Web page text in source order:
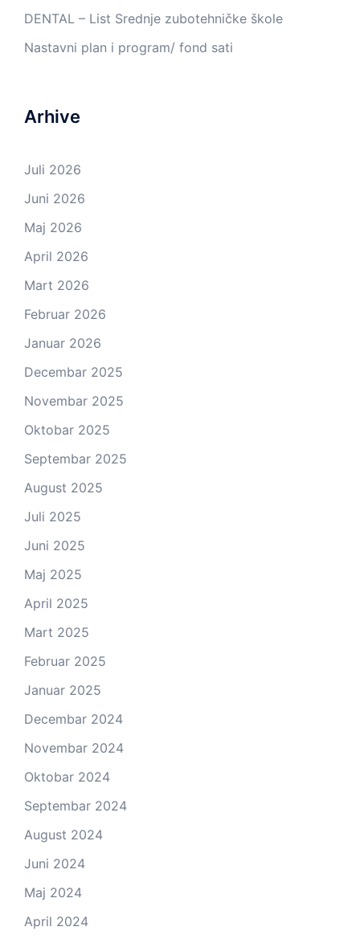
DENTAL – List Srednje zubotehničke škole
Nastavni plan i program/ fond sati
Arhive
Juli 2026
Juni 2026
Maj 2026
April 2026
Mart 2026
Februar 2026
Januar 2026
Decembar 2025
Novembar 2025
Oktobar 2025
Septembar 2025
August 2025
Juli 2025
Juni 2025
Maj 2025
April 2025
Mart 2025
Februar 2025
Januar 2025
Decembar 2024
Novembar 2024
Oktobar 2024
Septembar 2024
August 2024
Juni 2024
Maj 2024
April 2024